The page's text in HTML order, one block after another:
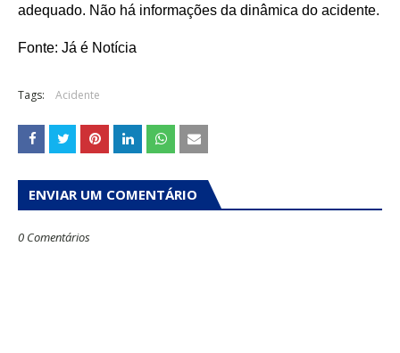
adequado. Não há informações da dinâmica do acidente.
Fonte: Já é Notícia
Tags: Acidente
ENVIAR UM COMENTÁRIO
0 Comentários